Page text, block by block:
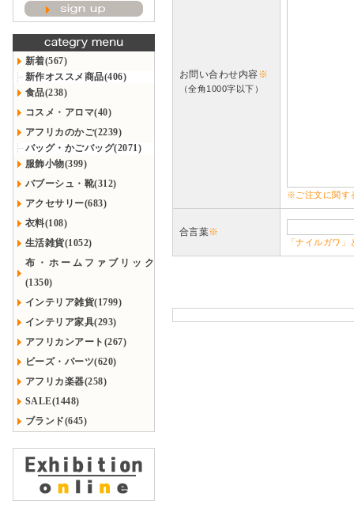
新着(567)
新作オススメ商品(406)
食品(238)
コスメ・アロマ(40)
アフリカのかご(2239)
バッグ・かごバッグ(2071)
服飾小物(399)
バブーシュ・靴(312)
アクセサリー(683)
衣料(108)
生活雑貨(1052)
布・ホームファブリック
(1350)
インテリア雑貨(1799)
インテリア家具(293)
アフリカンアート(267)
ビーズ・パーツ(620)
アフリカ楽器(258)
SALE(1448)
ブランド(645)
お問い合わせ内容※
（全角1000字以下）
※ご注文に関す
合言葉※
「ナイルガワ